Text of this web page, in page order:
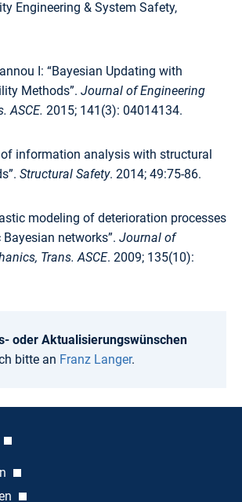
Engineering & System Safety,
I: “Bayesian Updating with
Methods”. Journal of Engineering
ASCE. 2015; 141(3): 04014134.
of information analysis with structural
Structural Safety. 2014; 49:75-86.
modeling of deterioration processes
networks”. Journal of
Trans. ASCE. 2009; 135(10):
oder Aktualisierungswünschen
bitte an Franz Langer.